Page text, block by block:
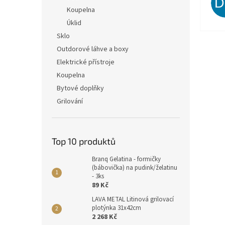
Koupelna
Úklid
Sklo
Outdorové láhve a boxy
Elektrické přístroje
Koupelna
Bytové doplňky
Grilování
Top 10 produktů
Branq Gelatina - formičky
(bábovička) na pudink/želatinu
- 3ks
89 Kč
LAVA METAL Litinová grilovací
plotýnka 31x42cm
2 268 Kč